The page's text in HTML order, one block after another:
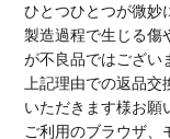
ひとつひとつが微妙
製造過程で生じる傷
が不良品ではござい
上記理由での返品
いただきます様お願
ご利用のブラウザ、